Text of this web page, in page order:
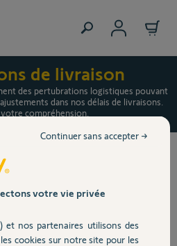
de livraison
des pertubrations logistiques pouvant
dans nos délais de livraisons.
compréhension.
accessoires
votre vie privée
et nos partenaires utilisons des
cookies sur notre site pour les
Continuer sans accepter →